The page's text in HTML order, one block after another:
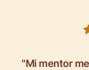
"Mi mentor